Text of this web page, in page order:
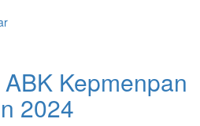
Kepmenpan
2024